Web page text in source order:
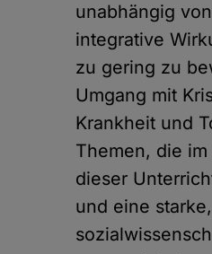
unabhängig
integrative
zu gering zu
Umgang mit
Krankheit und
Themen, die
dieser
und eine